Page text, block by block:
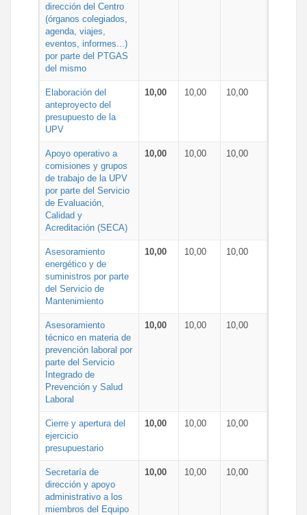
dirección del Centro
(órganos colegiados,
agenda, viajes,
eventos, informes...)
por parte del PTGAS
del mismo
Elaboración del
anteproyecto del
presupuesto de la
UPV
10,00 10,00 10,00
Apoyo operativo a
comisiones y grupos
de trabajo de la UPV
por parte del Servicio
de Evaluación,
Calidad y
Acreditación (SECA)
10,00 10,00 10,00
Asesoramiento
energético y de
suministros por parte
del Servicio de
Mantenimiento
10,00 10,00 10,00
Asesoramiento
técnico en materia de
prevención laboral por
parte del Servicio
Integrado de
Prevención y Salud
Laboral
10,00 10,00 10,00
Cierre y apertura del
ejercicio
presupuestario
10,00 10,00 10,00
Secretaría de
dirección y apoyo
administrativo a los
miembros del Equipo
10,00 10,00 10,00